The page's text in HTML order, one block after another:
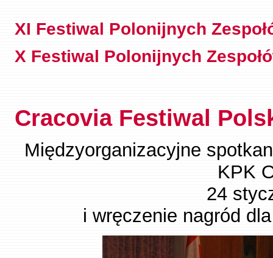
XI Festiwal Polonijnych
X Festiwal Polonijnych
Cracovia Festiwal
Międzyorganizacyjne
KPK
24
i wręczenie nagród